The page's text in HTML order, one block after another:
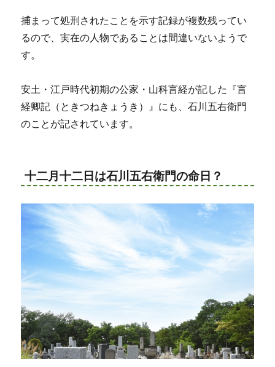
捕まって処刑されたことを示す記録が複数残ってい
るので、実在の人物であることは間違いないようで
す。
安土・江戸時代初期の公家・山科言経が記した『言
経卿記（ときつねきょうき）』にも、石川五右衛門
のことが記されています。
十二月十二日は石川五右衛門の命日？